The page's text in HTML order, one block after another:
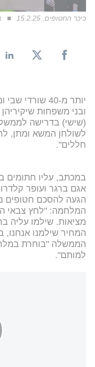
כיכר החטופים, 15.2.25
ובני משפחות
(שישי) בדרישה
לשולחן המשא ומתן,
חללים".
במכתב, עליו חתומים
אגם ברגר ועופר
הגעה להסכם חטופים
המלחמה: "לחץ צבאי
המחיר שילמנו אנחנו,
הממשלה "בוחרת
למותם".